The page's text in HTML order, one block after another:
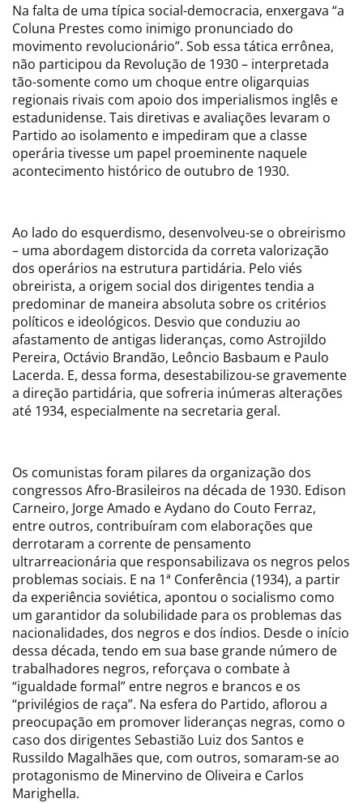
Na falta de uma típica social-democracia, enxergava “a
Coluna Prestes como inimigo pronunciado do
movimento revolucionário”. Sob essa tática errônea,
não participou da Revolução de 1930 – interpretada
tão-somente como um choque entre oligarquias
regionais rivais com apoio dos imperialismos inglês e
estadunidense. Tais diretivas e avaliações levaram o
Partido ao isolamento e impediram que a classe
operária tivesse um papel proeminente naquele
acontecimento histórico de outubro de 1930.
Ao lado do esquerdismo, desenvolveu-se o obreirismo
– uma abordagem distorcida da correta valorização
dos operários na estrutura partidária. Pelo viés
obreirista, a origem social dos dirigentes tendia a
predominar de maneira absoluta sobre os critérios
políticos e ideológicos. Desvio que conduziu ao
afastamento de antigas lideranças, como Astrojildo
Pereira, Octávio Brandão, Leôncio Basbaum e Paulo
Lacerda. E, dessa forma, desestabilizou-se gravemente
a direção partidária, que sofreria inúmeras alterações
até 1934, especialmente na secretaria geral.
Os comunistas foram pilares da organização dos
congressos Afro-Brasileiros na década de 1930. Edison
Carneiro, Jorge Amado e Aydano do Couto Ferraz,
entre outros, contribuíram com elaborações que
derrotaram a corrente de pensamento
ultrarreacionária que responsabilizava os negros pelos
problemas sociais. E na 1ª Conferência (1934), a partir
da experiência soviética, apontou o socialismo como
um garantidor da solubilidade para os problemas das
nacionalidades, dos negros e dos índios. Desde o início
dessa década, tendo em sua base grande número de
trabalhadores negros, reforçava o combate à
“igualdade formal” entre negros e brancos e os
“privilégios de raça”. Na esfera do Partido, aflorou a
preocupação em promover lideranças negras, como o
caso dos dirigentes Sebastião Luiz dos Santos e
Russildo Magalhães que, com outros, somaram-se ao
protagonismo de Minervino de Oliveira e Carlos
Marighella.